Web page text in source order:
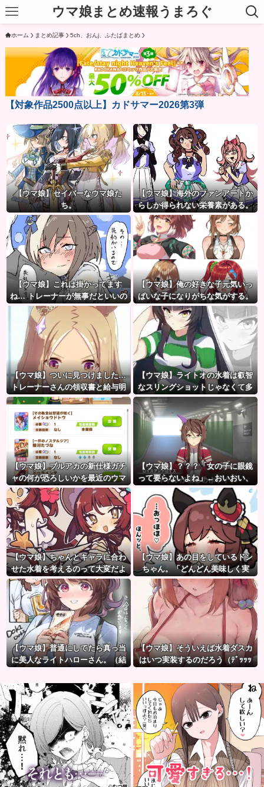
ウマ娘まとめ速報うまろぐ
ホーム まとめ記事 5ch、おんj、ふたばまとめ
【対象作品2500点以上】カドサマー2026第3弾
【ウマ娘】セイバーなウマ娘た
ち。
【ウマ娘】海外のファンアートか
らしか得られない栄養素がある。
←「おデジ以外味付けが濃い
な…」
【ウマ娘】これは掛かってます
ね… トレーナーが無事だといいの
ですが…
【ウマ娘】俺の好きな子元気いっ
ぱいな子になりがちな気がする。
←「元気OPPAIの間違いだろ…」
【ウマ娘】ついに見つけました…
トレーナーさんの領収書と給与明
細！！
【ウマ娘】ライトオの水着は叡智
なスリングショットじゃなくて多
分これ。
【ウマ娘】ブルアカの新仕様ガチ
ャの何が恐ろしいかを最近のウマ
娘ガチャに例えると…地獄だな？
【ウマ娘】？？？「女の子に眼鏡
って要らないよね」←おいおい、
こいつ●ぬぞ…
【ウマ娘】ちゃんとキャラに合わ
せた水着を考えるのって大変だよ
ね。
【ウマ娘】あの目をしているドン
ちゃん。「どんどん美味しく実
る…♡」
【ウマ娘】普通にしてたら真っ当
に美人なライトハローさん。（結
【ウマ娘】そういえば水着ダスカ
はいつ実装するのだろう（ﾃﾞｯｯｯ